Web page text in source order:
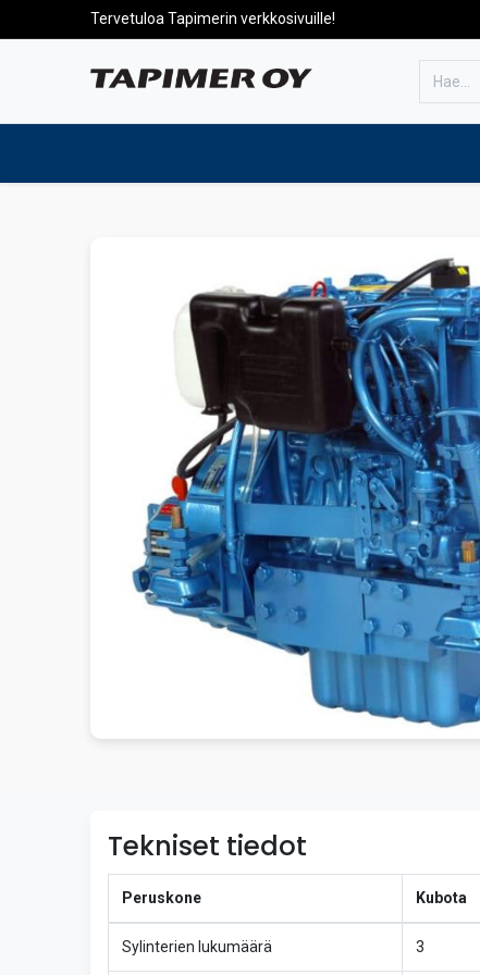
Tervetuloa Tapimerin verkkosivuille!
Tekniset tiedot
Peruskone Kubota
Sylinterien lukumäärä 3